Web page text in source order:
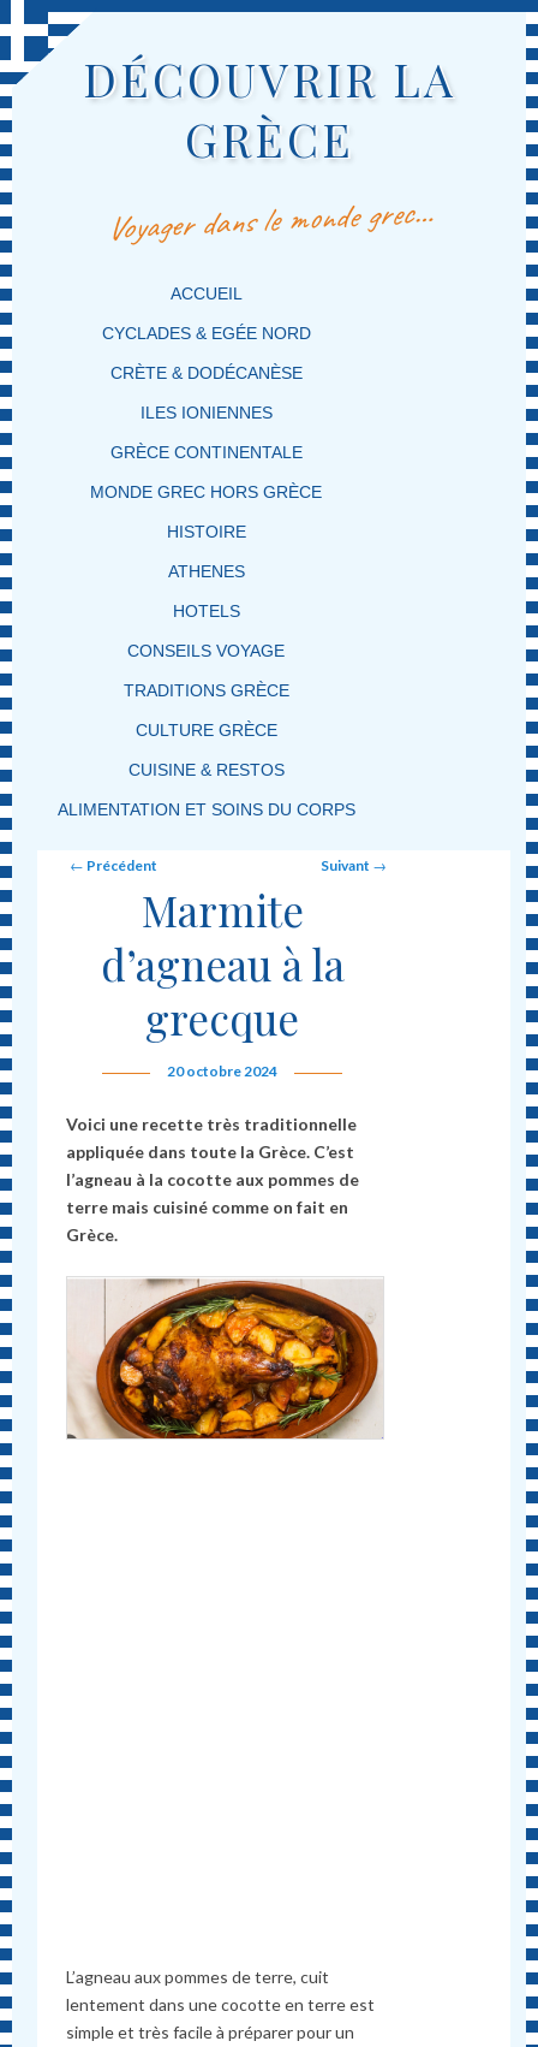
DÉCOUVRIR LA
GRÈCE
Voyager dans le monde grec…
MENU PRINCIPAL
MASQUER LA NAVIGATION PRINCIPALE
MASQUER LA NAVIGATION SECONDAIRE
ACCUEIL
CYCLADES & EGÉE NORD
CRÈTE & DODÉCANÈSE
ILES IONIENNES
GRÈCE CONTINENTALE
MONDE GREC HORS GRÈCE
HISTOIRE
ATHENES
HOTELS
CONSEILS VOYAGE
TRADITIONS GRÈCE
CULTURE GRÈCE
CUISINE & RESTOS
ALIMENTATION ET SOINS DU CORPS
Post navigation
← Précédent Suivant →
Marmite
d’agneau à la
grecque
20 octobre 2024
Voici une recette très traditionnelle
appliquée dans toute la Grèce. C’est
l’agneau à la cocotte aux pommes de
terre mais cuisiné comme on fait en
Grèce.
L’agneau aux pommes de terre, cuit
lentement dans une cocotte en terre est
simple et très facile à préparer pour un